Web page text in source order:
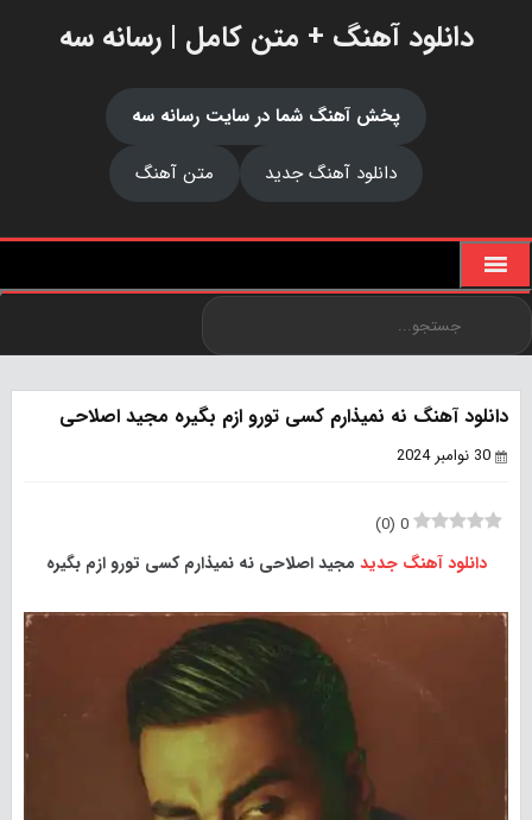
دانلود آهنگ + متن کامل | رسانه سه
پخش آهنگ شما در سایت رسانه سه
دانلود آهنگ جدید
متن آهنگ
دانلود آهنگ نه نمیذارم کسی تورو ازم بگیره مجید اصلاحی
30 نوامبر 2024
0
(
0
)
دانلود آهنگ جدید مجید اصلاحی نه نمیذارم کسی تورو ازم بگیره